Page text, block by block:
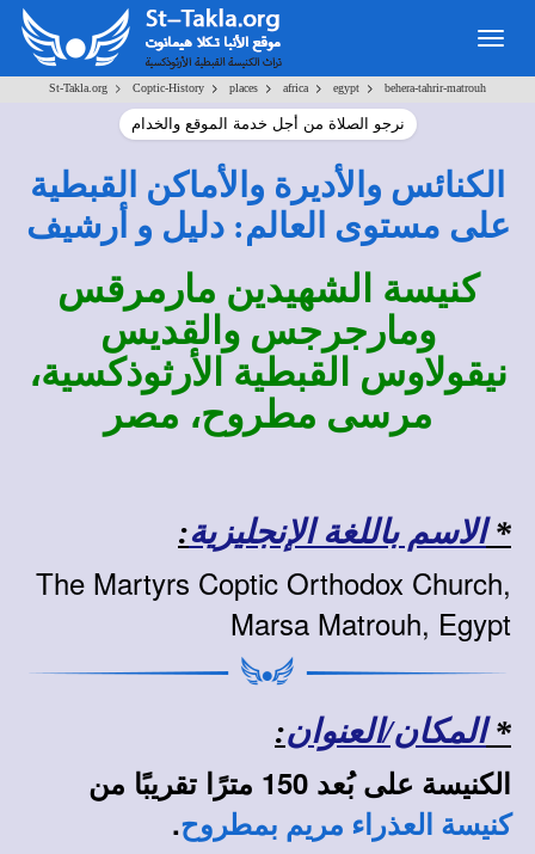
St-Takla.org > Coptic-History > places > africa > egypt > behera-tahrir-matrouh
نرجو الصلاة من أجل خدمة الموقع والخدام
الكنائس والأديرة والأماكن القبطية
على مستوى العالم: دليل و أرشيف
كنيسة الشهيدين مارمرقس
ومارجرجس والقديس
نيقولاوس القبطية الأرثوذكسية،
مرسى مطروح، مصر
*الاسم باللغة الإنجليزية:
The Martyrs Coptic Orthodox Church,
Marsa Matrouh, Egypt
*المكان/العنوان:
الكنيسة على بُعد 150 مترًا تقريبًا من
كنيسة العذراء مريم بمطروح.